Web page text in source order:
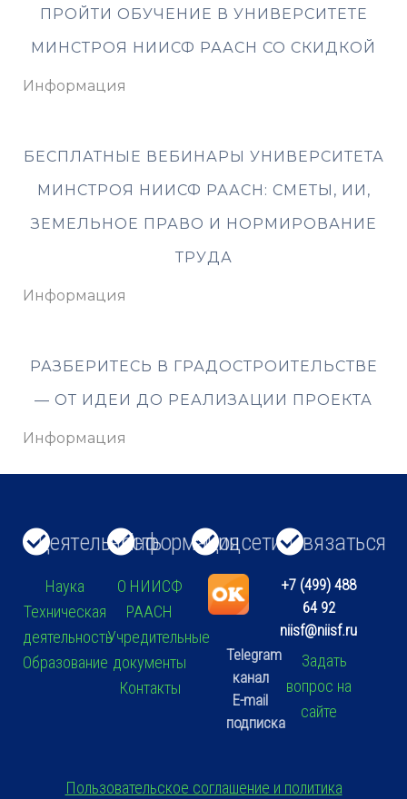
ПРОЙТИ ОБУЧЕНИЕ В УНИВЕРСИТЕТЕ
МИНСТРОЯ НИИСФ РААСН СО СКИДКОЙ
Информация
БЕСПЛАТНЫЕ ВЕБИНАРЫ УНИВЕРСИТЕТА
МИНСТРОЯ НИИСФ РААСН: СМЕТЫ, ИИ,
ЗЕМЕЛЬНОЕ ПРАВО И НОРМИРОВАНИЕ
ТРУДА
Информация
РАЗБЕРИТЕСЬ В ГРАДОСТРОИТЕЛЬСТВЕ
— ОТ ИДЕИ ДО РЕАЛИЗАЦИИ ПРОЕКТА
Информация
Деятельность
Наука
Техническая
деятельность
Образование
Информация
О НИИСФ
РААСН
Учредительные
документы
Контакты
Соцсети
Telegram
канал
E-mail
подписка
Связаться
+7 (499) 488
64 92
niisf@niisf.ru
Задать
вопрос на
сайте
Пользовательское соглашение и политика